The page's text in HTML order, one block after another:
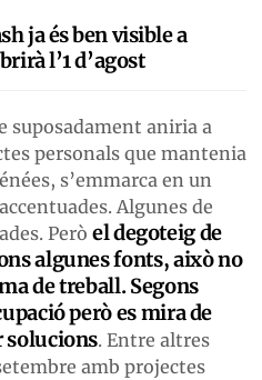
ja és ben visible a
l’1 d’agost
suposadament aniria a
personals que mantenia
s’emmarca en un
Algunes de
Però el degoteig de
algunes fonts, això no
de treball. Segons
però es mira de
solucions. Entre altres
amb projectes